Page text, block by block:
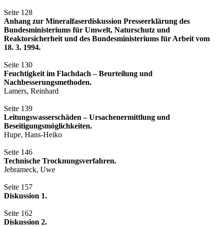
Seite 128
Anhang zur Mineralfaserdiskussion Presseerklärung des
Bundesministeriums für Umwelt, Naturschutz und
Reaktorsicherheit und des Bundesministeriums für Arbeit vom
18. 3. 1994.
Seite 130
Feuchtigkeit im Flachdach – Beurteilung und
Nachbesserungsmethoden.
Lamers, Reinhard
Seite 139
Leitungswasserschäden – Ursachenermittlung und
Beseitigungsmöglichkeiten.
Hupe, Hans-Heiko
Seite 146
Technische Trocknungsverfahren.
Jebrameck, Uwe
Seite 157
Diskussion 1.
Seite 162
Diskussion 2.